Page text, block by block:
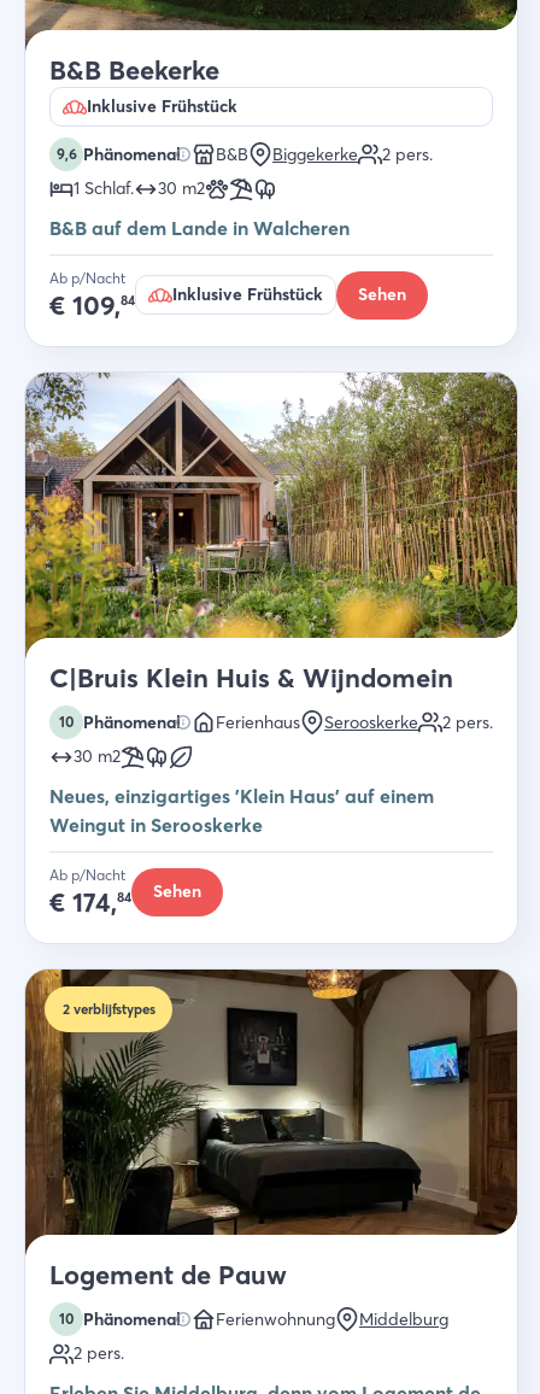
B&B Beekerke
Inklusive Frühstück
9,6 Phänomenal B&B Biggekerke 2 pers.
1 Schlaf. 30 m2
B&B auf dem Lande in Walcheren
Ab p/Nacht
€ 109,84 Inklusive Frühstück Sehen
C|Bruis Klein Huis & Wijndomein
10 Phänomenal Ferienhaus Serooskerke 2 pers.
30 m2
Neues, einzigartiges 'Klein Haus' auf einem
Weingut in Serooskerke
Ab p/Nacht
€ 174,84 Sehen
2 verblijfstypes
Logement de Pauw
10 Phänomenal Ferienwohnung
Middelburg
2 pers.